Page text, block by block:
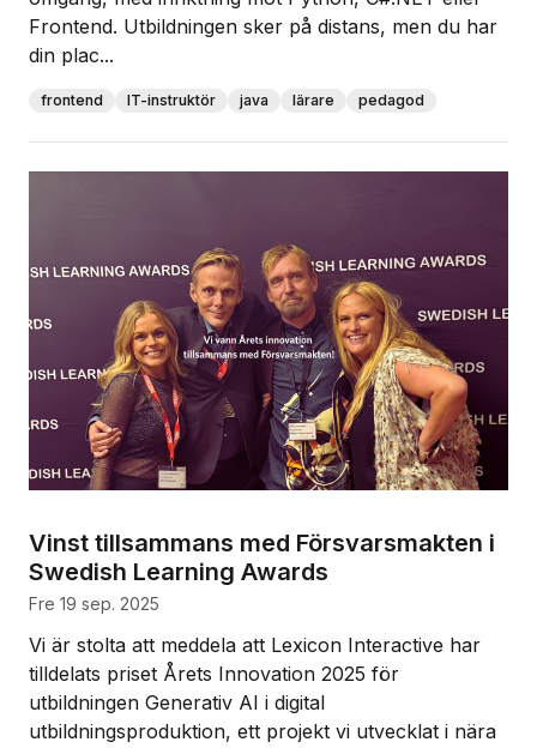
Frontend. Utbildningen sker på distans, men du har
din plac...
frontend IT-instruktör java lärare pedagod
Vinst tillsammans med Försvarsmakten i
Swedish Learning Awards
fre 19 sep. 2025
Vi är stolta att meddela att Lexicon Interactive har
tilldelats priset Årets Innovation 2025 för
utbildningen Generativ AI i digital
utbildningsproduktion, ett projekt vi utvecklat i nära